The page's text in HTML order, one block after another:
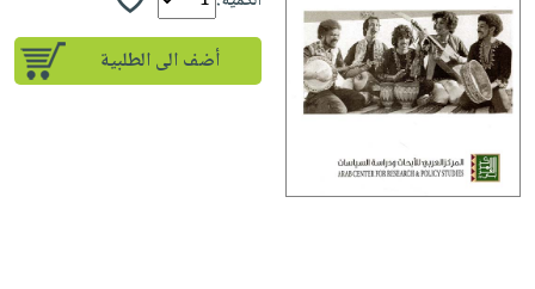
إختياراتنا
كتب
أكاديمية
القراءة
English
iKitab
بلا
حدود
يتكرر
طرحها
أسئلة
يتكرر
طرحها
تحميل
masmu3
على
المواضيع
الأكثر
مبيعاً
وسائل
تعليمية
الصحة
الشخصية
جديد
أضف الى الطلبية